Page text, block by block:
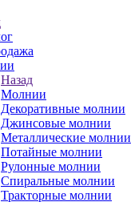
Назад
Молнии
Декоративные молнии
Джинсовые молнии
Металлические молнии
Потайные молнии
Рулонные молнии
Спиральные молнии
Тракторные молнии